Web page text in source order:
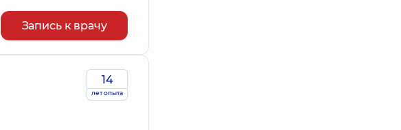
Запись к врачу
14
лет опыта